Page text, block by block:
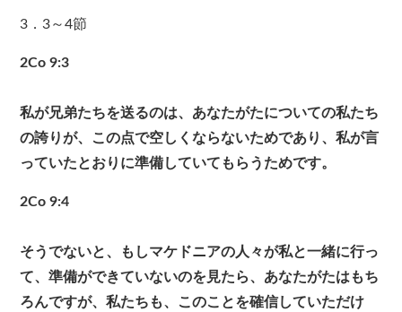
3．3～4節
2Co 9:3
私が兄弟たちを送るのは、あなたがたについての私たち
の誇りが、この点で空しくならないためであり、私が言
っていたとおりに準備していてもらうためです。
2Co 9:4
そうでないと、もしマケドニアの人々が私と一緒に行っ
て、準備ができていないのを見たら、あなたがたはもち
ろんですが、私たちも、このことを確信していただけ